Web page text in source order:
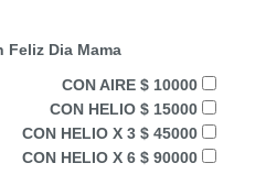
Feliz Dia Mama
CON AIRE $ 10000
CON HELIO $ 15000
CON HELIO X 3 $ 45000
CON HELIO X 6 $ 90000